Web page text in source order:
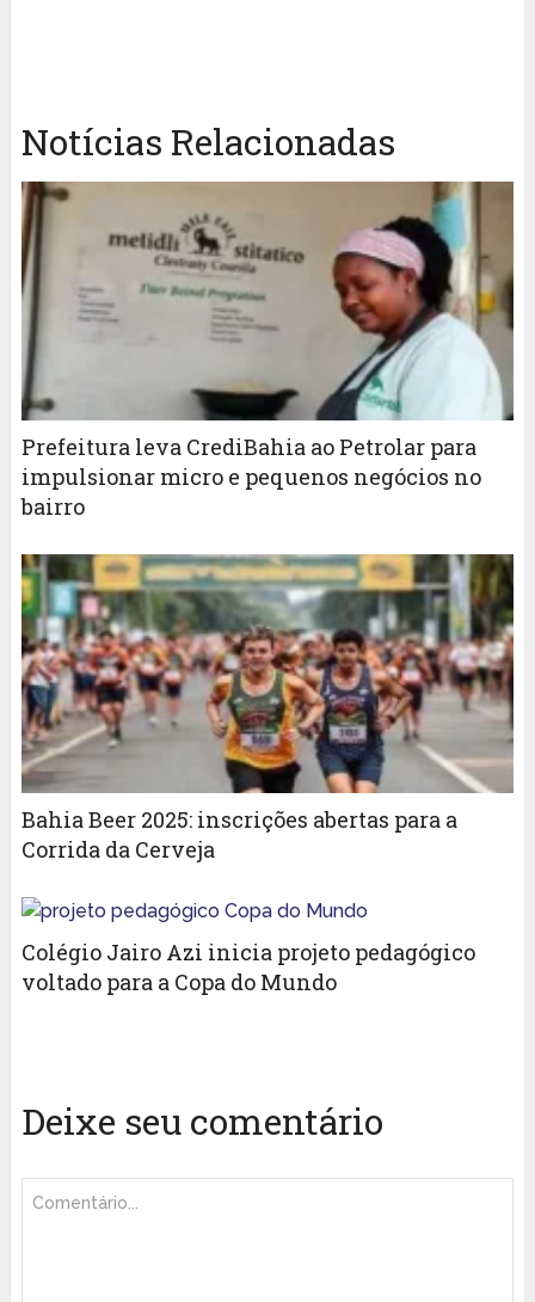
Notícias Relacionadas
Prefeitura leva CrediBahia ao Petrolar para
impulsionar micro e pequenos negócios no
bairro
Bahia Beer 2025: inscrições abertas para a
Corrida da Cerveja
Colégio Jairo Azi inicia projeto pedagógico
voltado para a Copa do Mundo
Deixe seu comentário